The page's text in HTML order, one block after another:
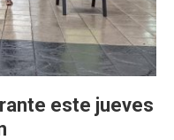
este jueves